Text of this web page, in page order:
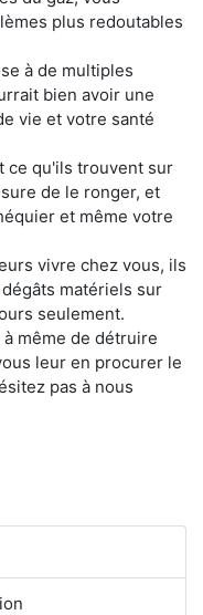
plus redoutables
à de multiples
bien avoir une
vie et votre santé
ce qu'ils trouvent sur
de le ronger, et
et même votre
vivre chez vous, ils
matériels sur
seulement.
même de détruire
leur en procurer le
pas à nous